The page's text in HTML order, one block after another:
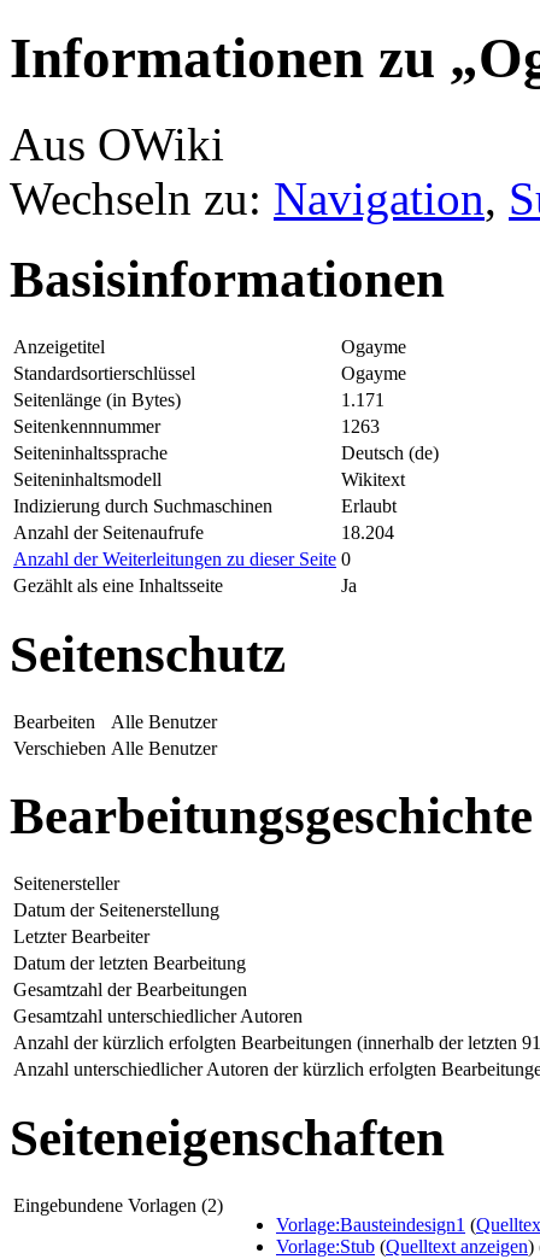
Informationen zu
Aus OWiki
Wechseln zu: Navigation,
Basisinformationen
Anzeigetitel
Ogayme
Standardsortierschlüssel
Ogayme
Seitenlänge (in Bytes)
1.171
Seitenkennnummer
1263
Seiteninhaltssprache
Deutsch (de)
Seiteninhaltsmodell
Wikitext
Indizierung durch Suchmaschinen
Erlaubt
Anzahl der Seitenaufrufe
18.204
Anzahl der Weiterleitungen zu dieser Seite 0
Gezählt als eine Inhaltsseite
Ja
Seitenschutz
Bearbeiten
Alle Benutzer
Verschieben Alle Benutzer
Bearbeitungsgeschichte
Seitenersteller
Datum der Seitenerstellung
Letzter Bearbeiter
Datum der letzten Bearbeitung
Gesamtzahl der Bearbeitungen
Gesamtzahl unterschiedlicher Autoren
Anzahl der kürzlich erfolgten Bearbeitungen (innerhalb der letzten
Anzahl unterschiedlicher Autoren der kürzlich erfolgten
Seiteneigenschaften
Eingebundene Vorlagen (2)
Vorlage:Bausteindesign1 (
Vorlage:Stub (Quelltext anzeigen)